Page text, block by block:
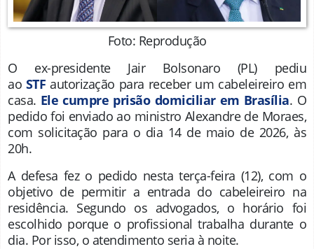
Foto: Reprodução
O ex-presidente Jair Bolsonaro (PL) pediu
ao STF autorização para receber um cabeleireiro em
casa. Ele cumpre prisão domiciliar em Brasília. O
pedido foi enviado ao ministro Alexandre de Moraes,
com solicitação para o dia 14 de maio de 2026, às
20h.
A defesa fez o pedido nesta terça-feira (12), com o
objetivo de permitir a entrada do cabeleireiro na
residência. Segundo os advogados, o horário foi
escolhido porque o profissional trabalha durante o
dia. Por isso, o atendimento seria à noite.